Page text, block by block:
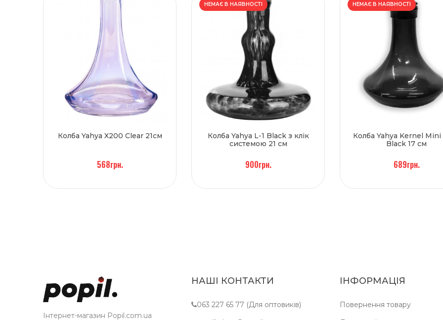
Колба Yahya X200 Clear 21см
568грн.
НЕМАЄ В НАЯВНОСТІ
Колба Yahya L-1 Black з клік
системою 21 см
900грн.
НЕМАЄ В НАЯВНОСТІ
Колба Yahya Kernel Mini
Black 17 см
689грн.
Інтернет-магазин Popil.com.ua
НАШІ КОНТАКТИ
063 227 65 77 (Для оптовиків)
ІНФОРМАЦІЯ
Повернення товару